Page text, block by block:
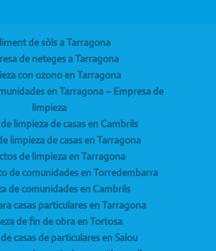
de sòls a Tarragona
de neteges a Tarragona
con ozono en Tarragona
en Tarragona – Empresa de
limpieza
limpieza de casas en Cambrils
limpieza de casas en Tarragona
de limpieza en Tarragona
de comunidades en Torredembarra
de comunidades en Cambrils
casas particulares en Tarragona
de fin de obra en Tortosa
casas de particulares en Salou